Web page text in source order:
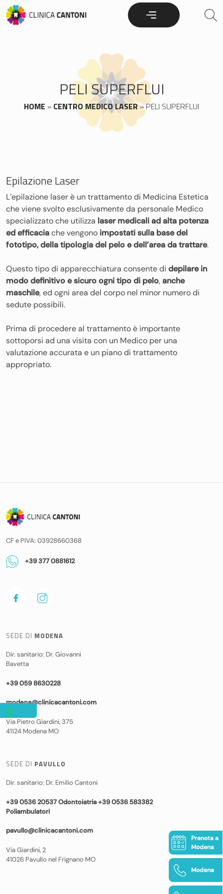
Skip
to
Prenota a
Modena
Modena
PELI SUPERFLUI
HOME » CENTRO MEDICO LASER»PELI SUPERFLUI
Epilazione Laser
L’epilazione laser è un trattamento di Medicina Estetica
che viene svolto esclusivamente da personale Medico
specializzato che utilizza laser medicali ad alta potenza
ed efficaciache vengono impostati sulla base del
fototipo, della tipologia del pelo e dell’area da trattare.
Questo tipo di apparecchiatura consente di depilare in
modo definitivo e sicuro ogni tipo di pelo,anche
maschile, ed ogni area del corpo nel minor numero di
sedute possibili.
Prima di procedere al trattamento è importante
sottoporsi ad una visita con un Medico per una
valutazione accurata e un piano di trattamento
appropriato.
CF e PIVA: 03928660368
+39 377 0881612
SEDE DI MODENA
Dir. sanitario: Dr. Giovanni
Bavetta
+39 059 8630228
modena@clinicacantoni.com
Via Pietro Giardini, 375
41124 Modena MO
SEDE DI PAVULLO
Dir. sanitario: Dr. Emilio Cantoni
+39 0536 20537 Odontoiatria +39 0536 583382
Poliambulatori
pavullo@clinicacantoni.com
Via Giardini, 2
41026 Pavullo nel Frignano MO